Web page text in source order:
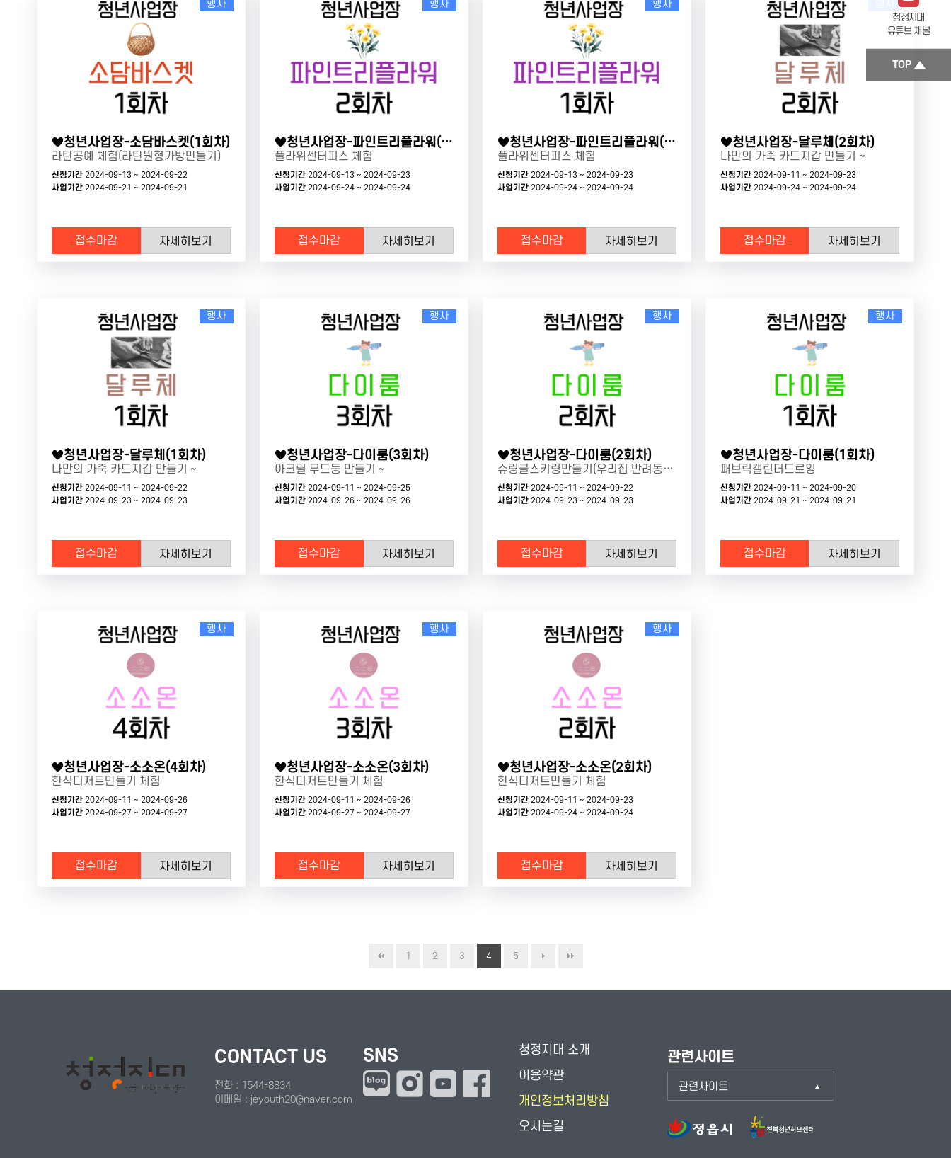
행사
♥청년사업장-소담바스켓(1회차)
라탄공예 체험(라탄원형가방만들기)
신청기간2024-09-13 ~ 2024-09-22
사업기간2024-09-21 ~ 2024-09-21
접수마감 자세히보기
행사
♥청년사업장-파인트리플라워(2회차)
플라워센터피스 체험
신청기간2024-09-13 ~ 2024-09-23
사업기간2024-09-24 ~ 2024-09-24
접수마감 자세히보기
행사
♥청년사업장-파인트리플라워(1회차)
플라워센터피스 체험
신청기간 2024-09-13 ~ 2024-09-23
사업기간 2024-09-24 ~ 2024-09-24
접수마감 자세히보기
♥청년사업장-달루체(2회차)
나만의 가죽 카드지갑 만들기 ~
신청기간 2024-09-11 ~ 2024-09-23
사업기간 2024-09-24 ~ 2024-09-24
접수마감 자세히보기
행사
♥청년사업장-달루체(1회차)
나만의 가죽 카드지갑 만들기 ~
신청기간2024-09-11 ~ 2024-09-22
사업기간2024-09-23 ~ 2024-09-23
접수마감 자세히보기
행사
♥청년사업장-다이룸(3회차)
아크릴 무드등 만들기 ~
신청기간2024-09-11 ~ 2024-09-25
사업기간2024-09-26 ~ 2024-09-26
접수마감 자세히보기
행사
♥청년사업장-다이룸(2회차)
슈링클스키링만들기(우리집 반려동물 키링 ~)
신청기간 2024-09-11 ~ 2024-09-22
사업기간 2024-09-23 ~ 2024-09-23
접수마감 자세히보기
행사
♥청년사업장-다이룸(1회차)
패브릭캘린더드로잉
신청기간 2024-09-11 ~ 2024-09-20
사업기간 2024-09-21 ~ 2024-09-21
접수마감 자세히보기
행사
♥청년사업장-소소온(4회차)
한식디저트만들기 체험
신청기간2024-09-11 ~ 2024-09-26
사업기간2024-09-27 ~ 2024-09-27
접수마감 자세히보기
행사
♥청년사업장-소소온(3회차)
한식디저트만들기 체험
신청기간2024-09-11 ~ 2024-09-26
사업기간2024-09-27 ~ 2024-09-27
접수마감 자세히보기
행사
♥청년사업장-소소온(2회차)
한식디저트만들기 체험
신청기간 2024-09-11 ~ 2024-09-23
사업기간 2024-09-24 ~ 2024-09-24
접수마감 자세히보기
1 2 3 4 5
CONTACT US
전화 : 1544-8834
이메일 : jeyouth20@naver.com
SNS
청정지대 소개
이용약관
개인정보처리방침
오시는길
관련사이트
관련사이트
청정지대
유튜브 채널
TOP